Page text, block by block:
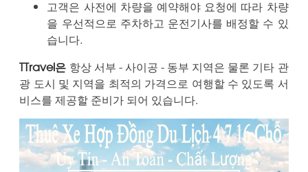
고객은 사전에 차량을 예약해야 요청에 따라 차량
을 우선적으로 주차하고 운전기사를 배정할 수 있
습니다.
TTravel은 항상 서부 - 사이공 - 동부 지역은 물론 기타 관
광 도시 및 지역을 최적의 가격으로 여행할 수 있도록 서
비스를 제공할 준비가 되어 있습니다.